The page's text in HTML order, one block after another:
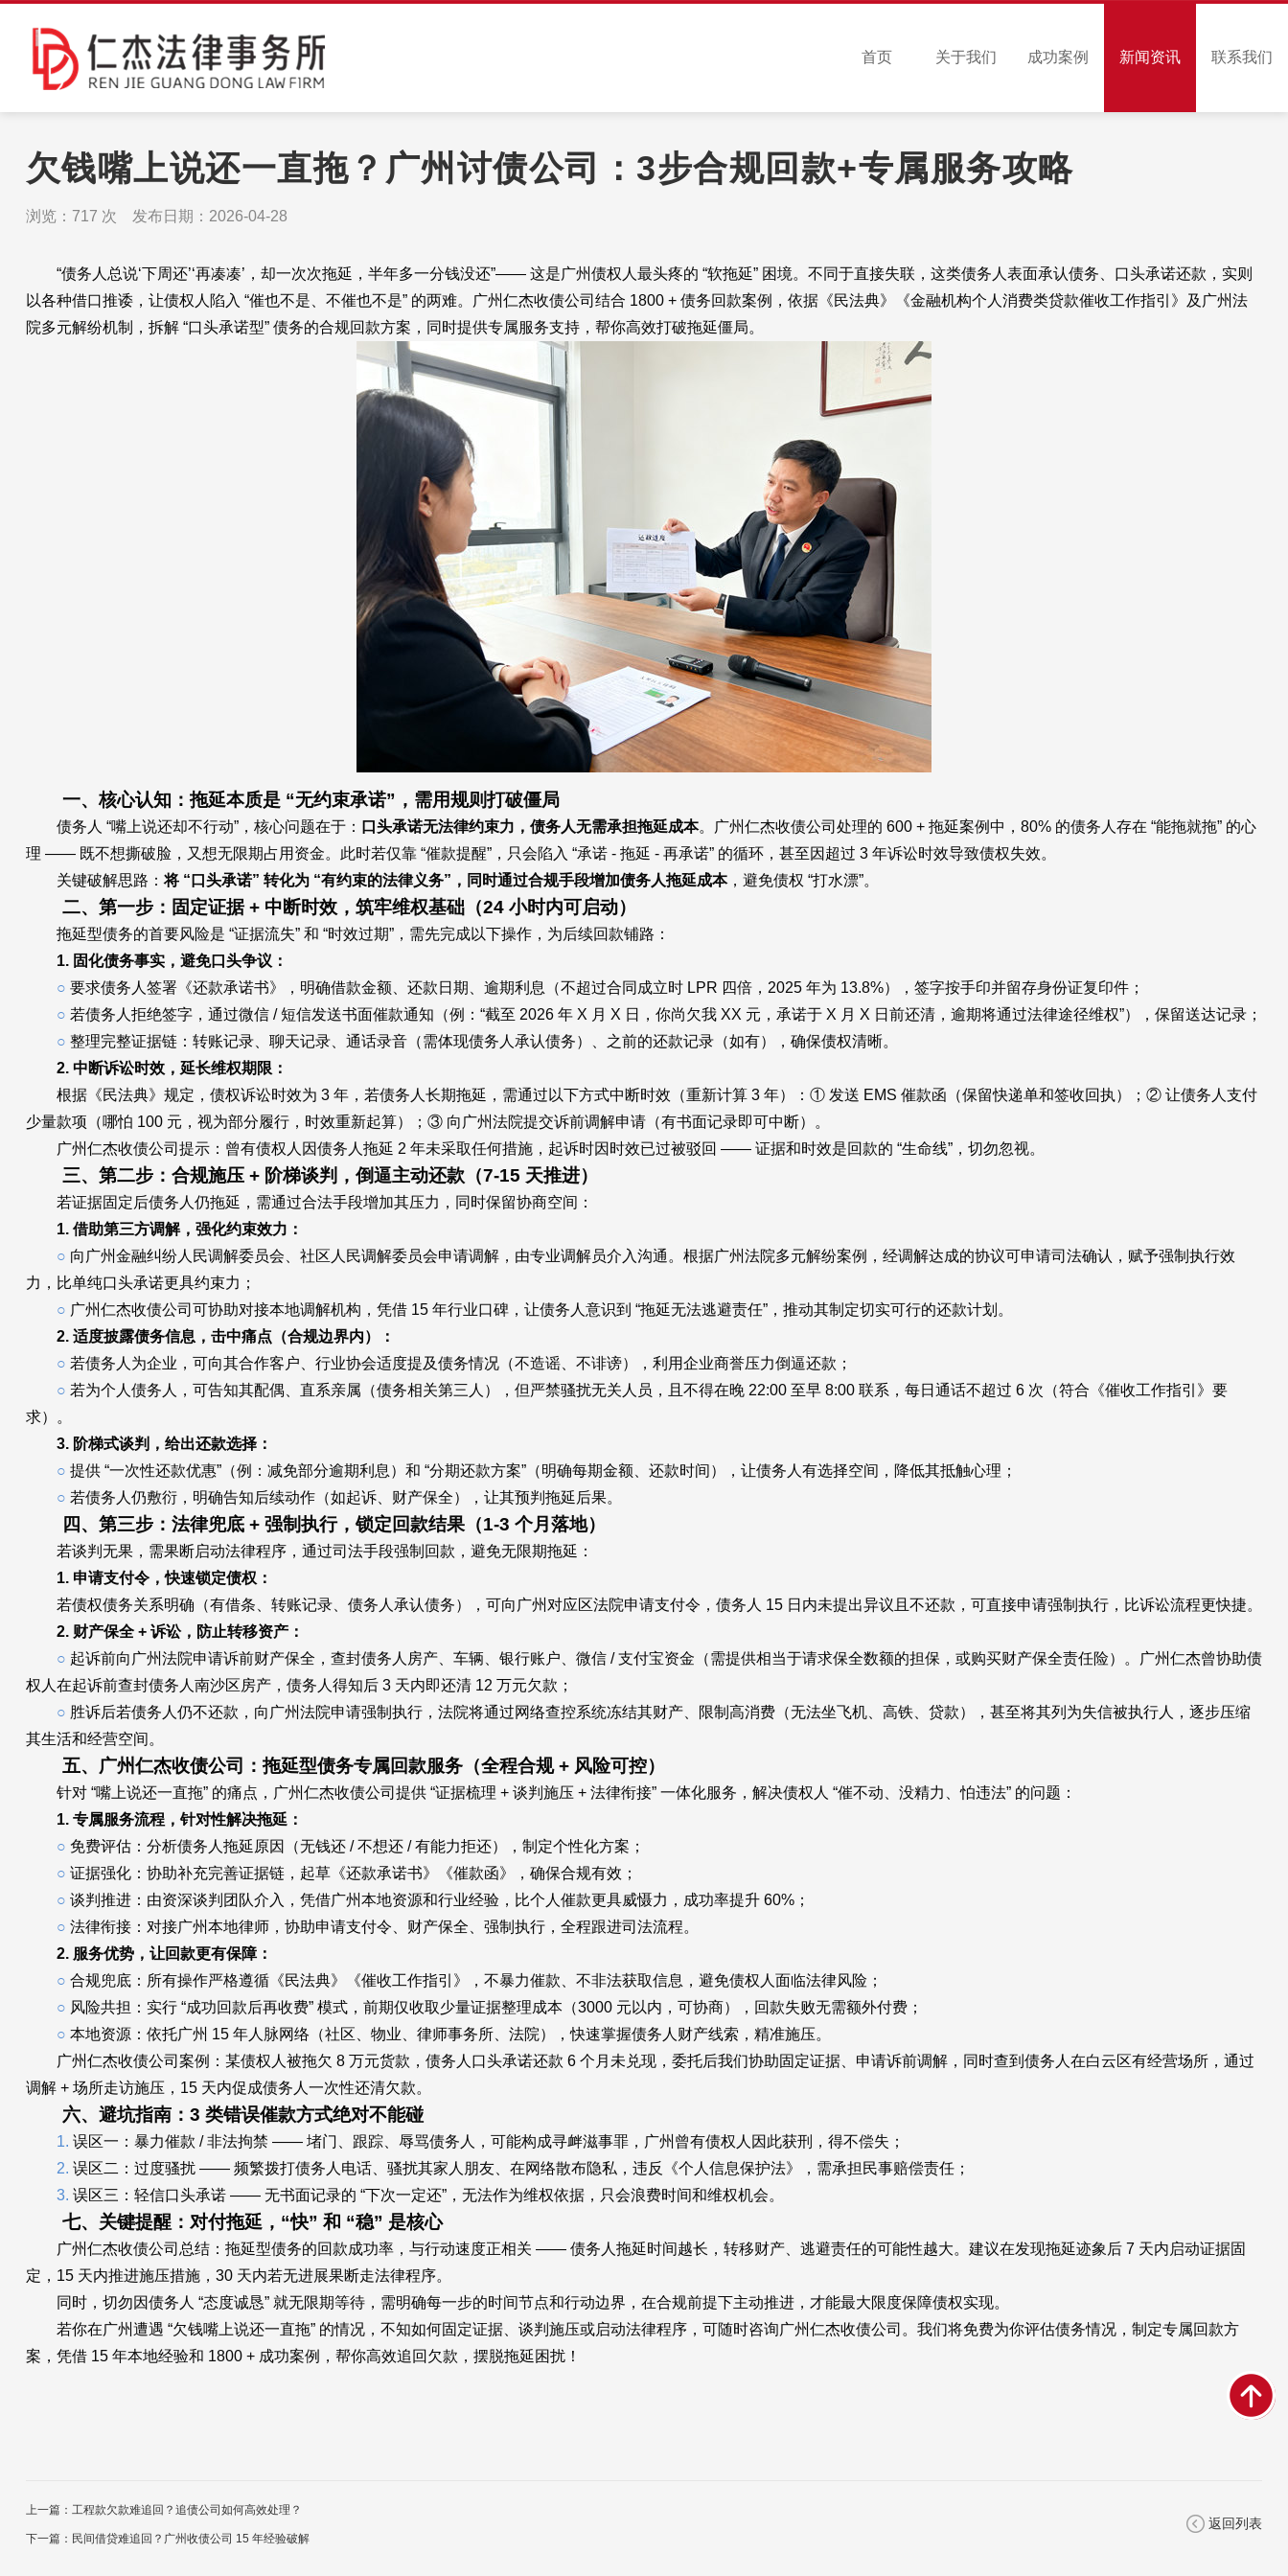
首页 关于我们 成功案例 新闻资讯 联系我们
欠钱嘴上说还一直拖？广州讨债公司：3步合规回款+专属服务攻略
浏览： 717 次 发布日期：2026-04-28
“债务人总说‘下周还’‘再凑凑’，却一次次拖延，半年多一分钱没还”—— 这是广州债权人最头疼的 “软拖延” 困境。不同于直接失联，这类债务人表面承认债务、口头承诺还款，实则
以各种借口推诿，让债权人陷入 “催也不是、不催也不是” 的两难。广州仁杰收债公司结合 1800 + 债务回款案例，依据《民法典》《金融机构个人消费类贷款催收工作指引》及广州法
院多元解纷机制，拆解 “口头承诺型” 债务的合规回款方案，同时提供专属服务支持，帮你高效打破拖延僵局。
一、核心认知：拖延本质是 “无约束承诺”，需用规则打破僵局
债务人 “嘴上说还却不行动”，核心问题在于： 口头承诺无法律约束力，债务人无需承担拖延成本。广州仁杰收债公司处理的 600 + 拖延案例中，80% 的债务人存在 “能拖就拖” 的心
理 —— 既不想撕破脸，又想无限期占用资金。此时若仅靠 “催款提醒”，只会陷入 “承诺 - 拖延 - 再承诺” 的循环，甚至因超过 3 年诉讼时效导致债权失效。
关键破解思路：将 “口头承诺” 转化为 “有约束的法律义务”，同时通过合规手段增加债务人拖延成本，避免债权 “打水漂”。
二、第一步：固定证据 + 中断时效，筑牢维权基础（24 小时内可启动）
拖延型债务的首要风险是 “证据流失” 和 “时效过期”，需先完成以下操作，为后续回款铺路：
1. 固化债务事实，避免口头争议：
○ 要求债务人签署《还款承诺书》，明确借款金额、还款日期、逾期利息（不超过合同成立时 LPR 四倍，2025 年为 13.8%），签字按手印并留存身份证复印件；
○ 若债务人拒绝签字，通过微信 / 短信发送书面催款通知（例：“截至 2026 年 X 月 X 日，你尚欠我 XX 元，承诺于 X 月 X 日前还清，逾期将通过法律途径维权”），保留送达记录；
○ 整理完整证据链：转账记录、聊天记录、通话录音（需体现债务人承认债务）、之前的还款记录（如有），确保债权清晰。
2. 中断诉讼时效，延长维权期限：
根据《民法典》规定，债权诉讼时效为 3 年，若债务人长期拖延，需通过以下方式中断时效（重新计算 3 年）：① 发送 EMS 催款函（保留快递单和签收回执）；② 让债务人支付
少量款项（哪怕 100 元，视为部分履行，时效重新起算）；③ 向广州法院提交诉前调解申请（有书面记录即可中断）。
广州仁杰收债公司提示：曾有债权人因债务人拖延 2 年未采取任何措施，起诉时因时效已过被驳回 —— 证据和时效是回款的 “生命线”，切勿忽视。
三、第二步：合规施压 + 阶梯谈判，倒逼主动还款（7-15 天推进）
若证据固定后债务人仍拖延，需通过合法手段增加其压力，同时保留协商空间：
1. 借助第三方调解，强化约束效力：
○ 向广州金融纠纷人民调解委员会、社区人民调解委员会申请调解，由专业调解员介入沟通。根据广州法院多元解纷案例，经调解达成的协议可申请司法确认，赋予强制执行效
力，比单纯口头承诺更具约束力；
○ 广州仁杰收债公司可协助对接本地调解机构，凭借 15 年行业口碑，让债务人意识到 “拖延无法逃避责任”，推动其制定切实可行的还款计划。
2. 适度披露债务信息，击中痛点（合规边界内）：
○ 若债务人为企业，可向其合作客户、行业协会适度提及债务情况（不造谣、不诽谤），利用企业商誉压力倒逼还款；
○ 若为个人债务人，可告知其配偶、直系亲属（债务相关第三人），但严禁骚扰无关人员，且不得在晚 22:00 至早 8:00 联系，每日通话不超过 6 次（符合《催收工作指引》要
求）。
3. 阶梯式谈判，给出还款选择：
○ 提供 “一次性还款优惠”（例：减免部分逾期利息）和 “分期还款方案”（明确每期金额、还款时间），让债务人有选择空间，降低其抵触心理；
○ 若债务人仍敷衍，明确告知后续动作（如起诉、财产保全），让其预判拖延后果。
四、第三步：法律兜底 + 强制执行，锁定回款结果（1-3 个月落地）
若谈判无果，需果断启动法律程序，通过司法手段强制回款，避免无限期拖延：
1. 申请支付令，快速锁定债权：
若债权债务关系明确（有借条、转账记录、债务人承认债务），可向广州对应区法院申请支付令，债务人 15 日内未提出异议且不还款，可直接申请强制执行，比诉讼流程更快捷。
2. 财产保全 + 诉讼，防止转移资产：
○ 起诉前向广州法院申请诉前财产保全，查封债务人房产、车辆、银行账户、微信 / 支付宝资金（需提供相当于请求保全数额的担保，或购买财产保全责任险）。广州仁杰曾协助债
权人在起诉前查封债务人南沙区房产，债务人得知后 3 天内即还清 12 万元欠款；
○ 胜诉后若债务人仍不还款，向广州法院申请强制执行，法院将通过网络查控系统冻结其财产、限制高消费（无法坐飞机、高铁、贷款），甚至将其列为失信被执行人，逐步压缩
其生活和经营空间。
五、广州仁杰收债公司：拖延型债务专属回款服务（全程合规 + 风险可控）
针对 “嘴上说还一直拖” 的痛点，广州仁杰收债公司提供 “证据梳理 + 谈判施压 + 法律衔接” 一体化服务，解决债权人 “催不动、没精力、怕违法” 的问题：
1. 专属服务流程，针对性解决拖延：
○ 免费评估：分析债务人拖延原因（无钱还 / 不想还 / 有能力拒还），制定个性化方案；
○ 证据强化：协助补充完善证据链，起草《还款承诺书》《催款函》，确保合规有效；
○ 谈判推进：由资深谈判团队介入，凭借广州本地资源和行业经验，比个人催款更具威慑力，成功率提升 60%；
○ 法律衔接：对接广州本地律师，协助申请支付令、财产保全、强制执行，全程跟进司法流程。
2. 服务优势，让回款更有保障：
○ 合规兜底：所有操作严格遵循《民法典》《催收工作指引》，不暴力催款、不非法获取信息，避免债权人面临法律风险；
○ 风险共担：实行 “成功回款后再收费” 模式，前期仅收取少量证据整理成本（3000 元以内，可协商），回款失败无需额外付费；
○ 本地资源：依托广州 15 年人脉网络（社区、物业、律师事务所、法院），快速掌握债务人财产线索，精准施压。
广州仁杰收债公司案例：某债权人被拖欠 8 万元货款，债务人口头承诺还款 6 个月未兑现，委托后我们协助固定证据、申请诉前调解，同时查到债务人在白云区有经营场所，通过
调解 + 场所走访施压，15 天内促成债务人一次性还清欠款。
六、避坑指南：3 类错误催款方式绝对不能碰
1. 误区一：暴力催款 / 非法拘禁 —— 堵门、跟踪、辱骂债务人，可能构成寻衅滋事罪，广州曾有债权人因此获刑，得不偿失；
2. 误区二：过度骚扰 —— 频繁拨打债务人电话、骚扰其家人朋友、在网络散布隐私，违反《个人信息保护法》，需承担民事赔偿责任；
3. 误区三：轻信口头承诺 —— 无书面记录的 “下次一定还”，无法作为维权依据，只会浪费时间和维权机会。
七、关键提醒：对付拖延，“快” 和 “稳” 是核心
广州仁杰收债公司总结：拖延型债务的回款成功率，与行动速度正相关 —— 债务人拖延时间越长，转移财产、逃避责任的可能性越大。建议在发现拖延迹象后 7 天内启动证据固
定，15 天内推进施压措施，30 天内若无进展果断走法律程序。
同时，切勿因债务人 “态度诚恳” 就无限期等待，需明确每一步的时间节点和行动边界，在合规前提下主动推进，才能最大限度保障债权实现。
若你在广州遭遇 “欠钱嘴上说还一直拖” 的情况，不知如何固定证据、谈判施压或启动法律程序，可随时咨询广州仁杰收债公司。我们将免费为你评估债务情况，制定专属回款方
案，凭借 15 年本地经验和 1800 + 成功案例，帮你高效追回欠款，摆脱拖延困扰！
上一篇：工程款欠款难追回？追债公司如何高效处理？
下一篇：民间借贷难追回？广州收债公司 15 年经验破解
返回列表